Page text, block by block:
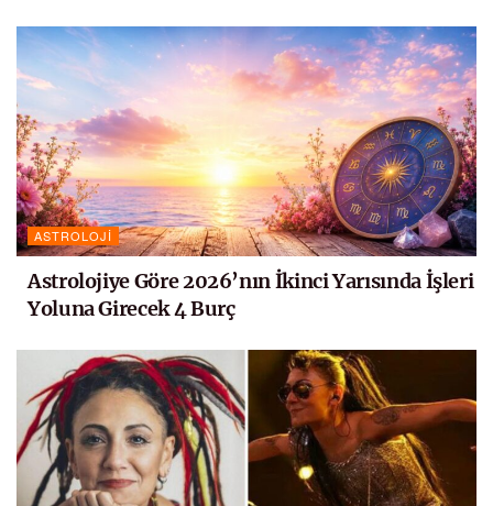
ASTROLOJI
Astrolojiye Göre 2026’nın İkinci Yarısında İşleri
Yoluna Girecek 4 Burç